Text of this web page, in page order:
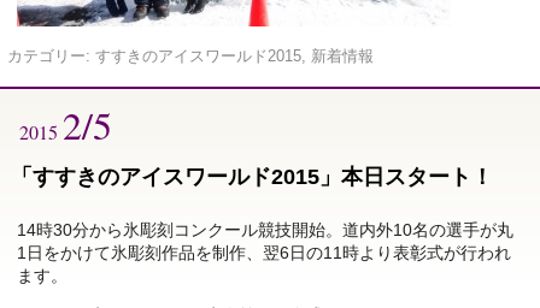
カテゴリー: すすきのアイスワールド2015, 新着情報
2015 2/5
「すすきのアイスワールド2015」本日スタート！
14時30分から氷彫刻コンクール競技開始。道内外10名の選手が丸
1日をかけて氷彫刻作品を制作、翌6日の11時より表彰式が行われ
ます。